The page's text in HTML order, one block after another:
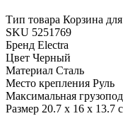
Тип товара Корзина
SKU 5251769
Бренд Electra
Цвет Черный
Материал Сталь
Место крепления Руль
Максимальная
Размер 20.7 x 16 x 13.7